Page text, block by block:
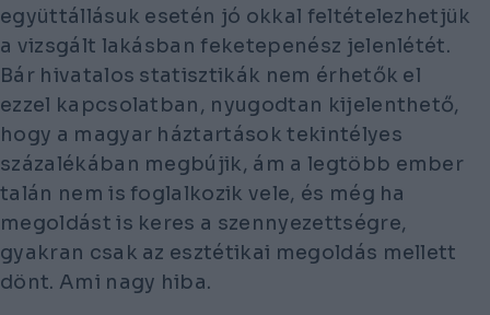
együttállásuk esetén jó okkal feltételezhetjük
a vizsgált lakásban feketepenész jelenlétét.
Bár hivatalos statisztikák nem érhetők el
ezzel kapcsolatban, nyugodtan kijelenthető,
hogy a magyar háztartások tekintélyes
százalékában megbújik, ám a legtöbb ember
talán nem is foglalkozik vele, és még ha
megoldást is keres a szennyezettségre,
gyakran csak az esztétikai megoldás mellett
dönt. Ami nagy hiba.